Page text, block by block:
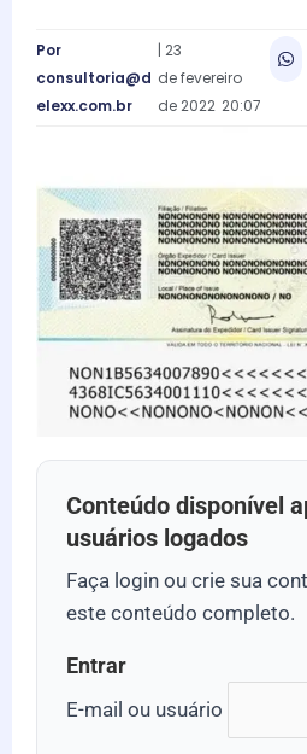
Por
consultoria@d
elexx.com.br
| 23
defevereiro
de 2022 20:07
Conteúdo disponível
usuários logados
Faça login ou crie sua
este conteúdo completo.
Entrar
E-mail ou usuário